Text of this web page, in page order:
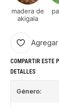
madera de
akigala
COMPARTIR ESTE
DETALLES
Género: